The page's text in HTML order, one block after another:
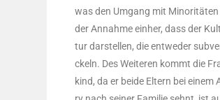
was den Umgang mit
der Annah­me ein­her, dass der
tur dar­stel­len, die ent­we­der
ckeln. Des Wei­te­ren kommt die
kind, da er bei­de Eltern bei